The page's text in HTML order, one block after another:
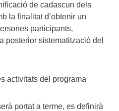
de cadascun dels
la finalitat d’obtenir un
participants,
posterior sistematització del
activitats del programa
portat a terme, es definirà